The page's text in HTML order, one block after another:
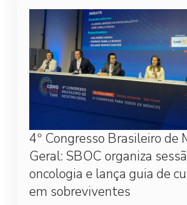
4º Congresso Brasileiro de
Geral: SBOC organiza
oncologia e lança guia de
em sobreviventes